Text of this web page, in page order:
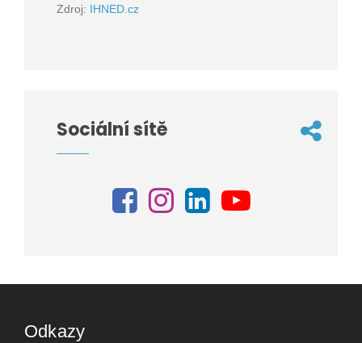
Zdroj: IHNED.cz
Sociální sítě
Odkazy